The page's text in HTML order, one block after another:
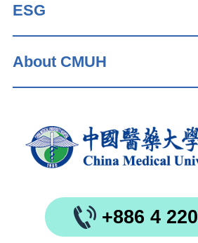
ESG
About CMUH
+886 4